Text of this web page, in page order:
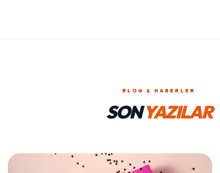
BLOG & HABERLER
SONYAZILAR